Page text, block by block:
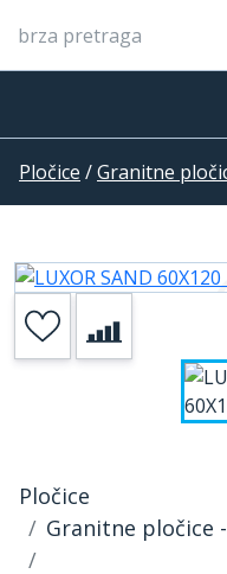
Pločice /Granitne
Pločice
Granitne